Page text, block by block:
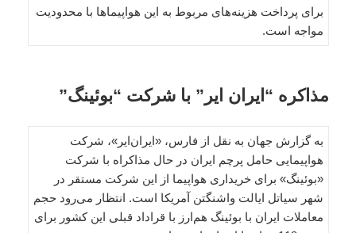
برای پرداخت هزینه‌های مربوط به این هواپیماها با محدودیت
مواجه است.
مذاکره “ایران ایر” با شرکت “بوئینگ”
به گزارش جهان به نقل از فارس، «ایران‌ایر»، شرکت
هواپیمایی حامل پرچم ایران در حال مذاکراه با شرکت
«بوئینگ» برای خریداری هواپیما از این شرکت مستقر در
شهر سیاتل ایالت واشنگتن آمریکا است. انتظار می‌رود حجم
معاملات ایران با بوئینگ هم‌ارز با قراداد قبلی این کشور برای